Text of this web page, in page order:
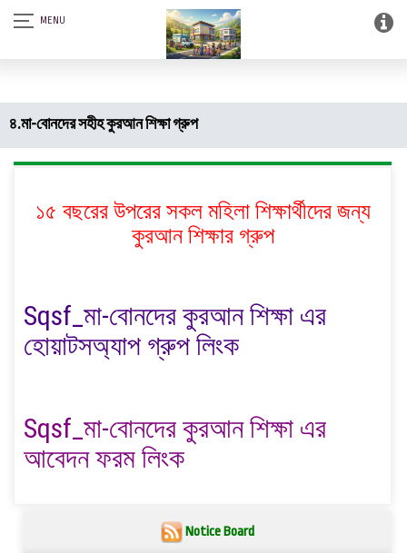
আস-সালামু আলাইকুম। SQSF-কাউন্সেলিং সেন্টার এন্ড স্মার্ট লাইব্রেরী (আত্নশুদ্ধির
সফটওয়্যার)।
৪.মা-বোনদের সহীহ কুরআন শিক্ষা গ্রুপ
১৫ বছরের উপরের সকল মহিলা শিক্ষার্থীদের জন্য
কুরআন শিক্ষার গ্রুপ
Sqsf_মা-বোনদের কুরআন শিক্ষা এর
হোয়াটসঅ্যাপ গ্রুপ লিংক
Sqsf_মা-বোনদের কুরআন শিক্ষা এর
আবেদন ফরম লিংক
Notice Board